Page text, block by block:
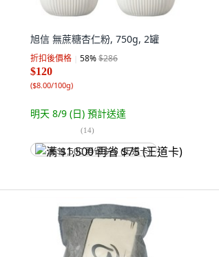
旭信 無蔗糖杏仁粉, 750g, 2罐
折扣後價格 58%$286
$120
($8.00/100g)
明天 8/9 (日) 預計送達
(14)
满 $1,500 再省 $75 (王道卡)